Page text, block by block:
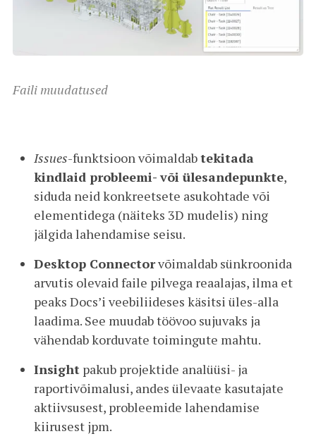
Faili muudatused
Issues-funktsioon võimaldabtekitada
kindlaid probleemi- või ülesandepunkte,
siduda neid konkreetsete asukohtade või
elementidega (näiteks 3D mudelis) ning
jälgida lahendamise seisu.
Desktop Connectorvõimaldab sünkroonida
arvutis olevaid faile pilvega reaalajas, ilma et
peaks Docs’i veebiliideses käsitsi üles-alla
laadima. See muudab töövoo sujuvaks ja
vähendab korduvate toimingute mahtu.
Insight pakub projektide analüüsi- ja
raportivõimalusi, andes ülevaate kasutajate
aktiivsusest, probleemide lahendamise
kiirusest jpm.